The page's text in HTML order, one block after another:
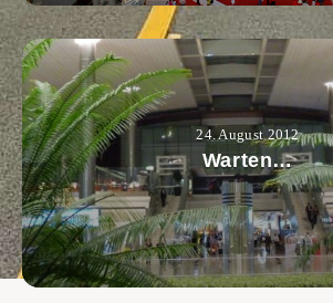
24. August 2012
Warten…